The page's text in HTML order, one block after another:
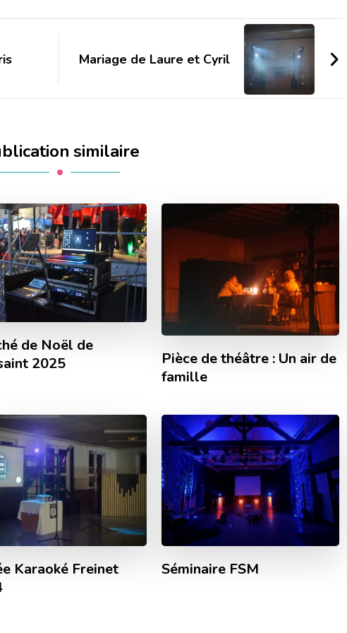
Mariage de Laure et Cyril
similaire
de Noël de
2025
Pièce de théâtre : Un air de
famille
Karaoké Freinet
Séminaire FSM